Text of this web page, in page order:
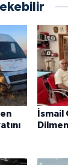
İsmail